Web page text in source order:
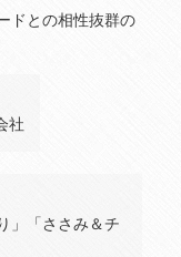
ドとの相性抜群の
社
」「ささみ＆チ